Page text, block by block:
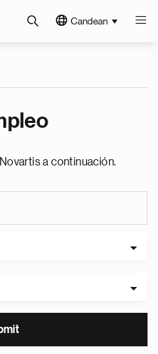
Candean
a continuación.